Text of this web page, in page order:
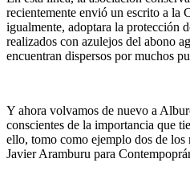
recientemente envió un escrito a la
igualmente, adoptara la protección
realizados con azulejos del abono
encuentran dispersos por muchos
Y ahora volvamos de nuevo a
conscientes de la importancia que
ello, tomo como ejemplo dos de los
Javier Aramburu para